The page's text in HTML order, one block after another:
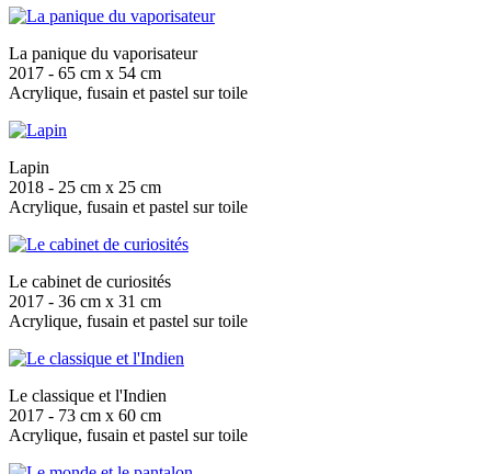
La panique du vaporisateur
2017 - 65 cm x 54 cm
Acrylique, fusain et pastel sur toile
Lapin
2018 - 25 cm x 25 cm
Acrylique, fusain et pastel sur toile
Le cabinet de curiosités
2017 - 36 cm x 31 cm
Acrylique, fusain et pastel sur toile
Le classique et l'Indien
2017 - 73 cm x 60 cm
Acrylique, fusain et pastel sur toile